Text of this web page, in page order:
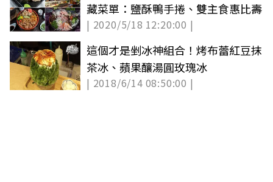
藏菜單：鹽酥鴨手捲、雙主食惠比壽
| 2020/5/18 12:20:00 |
這個才是剉冰神組合！烤布蕾紅豆抹
茶冰、蘋果釀湯圓玫瑰冰
| 2018/6/14 08:50:00 |